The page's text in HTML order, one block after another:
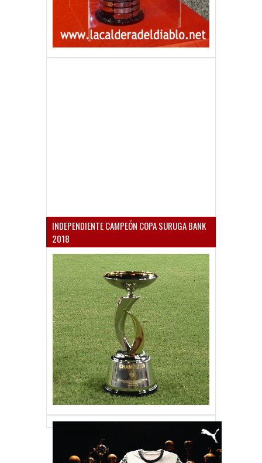
INDEPENDIENTE CAMPEÓN COPA SURUGA BANK
2018